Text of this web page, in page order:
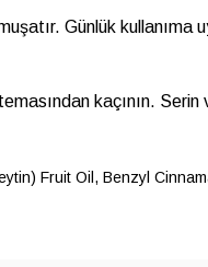
Günlük kullanıma
kaçının. Serin
Fruit Oil, Benzyl